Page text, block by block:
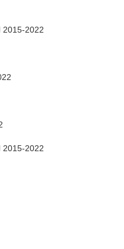
2015-2022
2015-2022